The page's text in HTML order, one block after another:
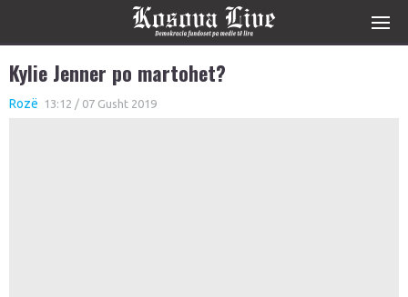
Kylie Jenner po martohet?
Rozë 13:12 / 07 Gusht 2019